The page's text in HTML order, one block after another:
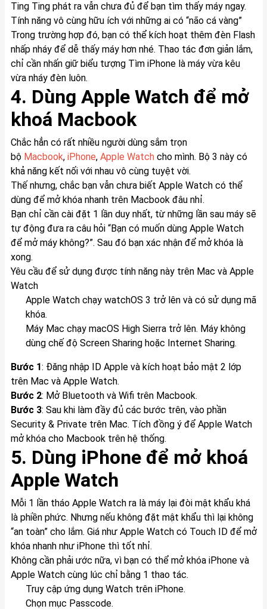
Ting Ting phát ra vẫn chưa đủ để bạn tìm thấy máy ngay.
Tính năng vô cùng hữu ích với những ai có “não cá vàng”
Trong trường hợp đó, bạn có thể kích hoạt thêm đèn Flash
nhấp nháy để dễ thấy máy hơn nhé. Thao tác đơn giản lắm,
chỉ cần nhấn giữ biểu tượng Tìm iPhone là máy vừa kêu
vừa nháy đèn luôn.
4. Dùng Apple Watch để mở
khoá Macbook
Chắc hẳn có rất nhiều người dùng sắm trọn
bộ Macbook, iPhone, Apple Watchcho mình. Bộ 3 này có
khả năng kết nối với nhau vô cùng tuyệt vời.
Thế nhưng, chắc bạn vẫn chưa biết Apple Watch có thể
dùng để mở khóa nhanh trên Macbook đâu nhỉ.
Bạn chỉ cần cài đặt 1 lần duy nhất, từ những lần sau máy sẽ
tự động đưa ra câu hỏi “Bạn có muốn dùng Apple Watch
để mở máy không?”. Sau đó bạn xác nhận để mở khóa là
xong.
Yêu cầu để sử dụng được tính năng này trên Mac và Apple
Watch
Apple Watch chạy watchOS 3 trở lên và có sử dụng mã
khóa.
Máy Mac chạy macOS High Sierra trở lên. Máy không
dùng chế độ Screen Sharing hoặc Internet Sharing.
Bước 1: Đăng nhập ID Apple và kích hoạt bảo mật 2 lớp
trên Mac và Apple Watch.
Bước 2: Mở Bluetooth và Wifi trên Macbook.
Bước 3: Sau khi làm đầy đủ các bước trên, vào phần
Security & Private trên Mac. Tích đồng ý để Apple Watch
mở khóa cho Macbook trên hệ thống.
5. Dùng iPhone để mở khoá
Apple Watch
Mỗi 1 lần tháo Apple Watch ra là máy lại đòi mật khẩu khá
là phiền phức. Nhưng nếu không đặt mật khẩu thì lại không
“an toàn” cho lắm. Giá như Apple Watch có Touch ID để mở
khóa nhanh như iPhone thì tốt nhỉ.
Không cần phải ước nữa, vì bạn có thể mở khóa iPhone và
Apple Watch cùng lúc chỉ bằng 1 thao tác.
Truy cập ứng dụng Watch trên iPhone.
Chọn mục Passcode.